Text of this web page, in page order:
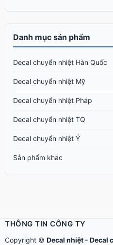
Danh mục sản phẩm
Decal chuyển nhiệt Hàn Quốc
Decal chuyển nhiệt Mỹ
Decal chuyển nhiệt Pháp
Decal chuyển nhiệt TQ
Decal chuyển nhiệt Ý
Sản phẩm khác
THÔNG TIN CÔNG TY
Copyright © Decal nhiệt - Decal